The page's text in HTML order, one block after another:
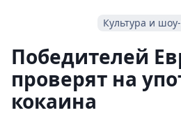
Культура и
Победителей
проверят на
кокаина